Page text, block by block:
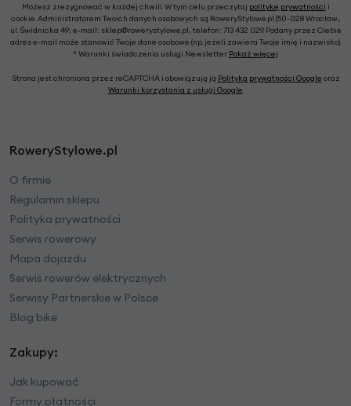
Możesz zrezygnować w każdej chwili. W tym celu przeczytaj politykę prywatności i
cookie. Administratorem Twoich danych osobowych są RoweryStylowe.pl (50-028 Wrocław,
ul. Świdnicka 49; e-mail: sklep@rowerystylowe.pl, telefon: 713 432 029. Podany przez Ciebie
adres e-mail może stanowić Twoje dane osobowe (np. jeżeli zawiera Twoje imię i nazwisko).
* Warunki świadczenia usługi Newsletter Pokaż więcej
Strona jest chroniona przez reCAPTCHA i obowiązują ją Polityka prywatności Google oraz
Warunki korzystania z usługi Google.
RoweryStylowe.pl
O firmie
Regulamin sklepu
Polityka prywatności
Serwis rowerowy
Mapa dojazdu
Serwis rowerów elektrycznych
Serwisy Partnerskie w Polsce
Blog bike
Zakupy:
Jak kupować
Formy płatności